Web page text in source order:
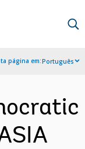
página em:Português